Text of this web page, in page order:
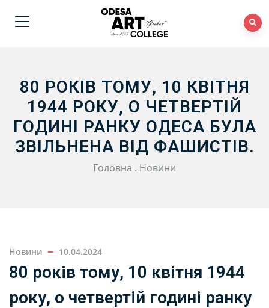
80 РОКІВ ТОМУ, 10 КВІТНЯ
1944 РОКУ, О ЧЕТВЕРТІЙ
ГОДИНІ РАНКУ ОДЕСА БУЛА
ЗВІЛЬНЕНА ВІД ФАШИСТІВ.
Головна . Новини
Новини 10.04.2024
80 років тому, 10 квітня 1944
року, о четвертій годині ранку